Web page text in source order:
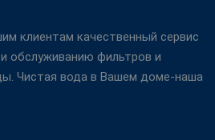
клиентам качественный сервис
обслуживанию фильтров и
Чистая вода в Вашем доме-наша